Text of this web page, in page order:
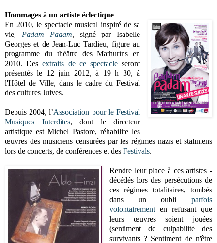
Hommages à un artiste éclectique
En 2010, le spectacle musical inspiré de sa
vie, Padam Padam
signé par Isabelle
Georges et de Jean-Luc Tardieu, figure au
programme du théâtre des Mathurins en
2010. Desextraits de ce spectacleseront
présentés le 12 juin 2012, à 19 h 30, à
l'Hôtel de Ville, dans le cadre du Festival
des cultures Juives.
Depuis 2004, l’Association pour le Festival
Musiques Interdites, dont le directeur
artistique est Michel Pastore, réhabilite les
œuvres des musiciens censurées par les régimes nazis et staliniens
lors de concerts, de conférences et des Festivals.
Rendre leur place à ces artistes -
décédés lors des persécutions de
ces régimes totalitaires, tombés
dans un oubli parfois
volontairementen refusant que
leurs œuvres soient jouées
(sentiment de culpabilité des
survivants ? Sentiment de n'être